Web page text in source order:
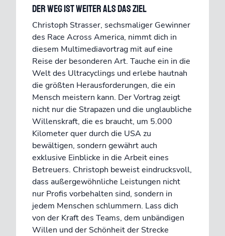
DER WEG IST WEITER ALS DAS ZIEL
Christoph Strasser, sechsmaliger Gewinner
des Race Across America, nimmt dich in
diesem Multimediavortrag mit auf eine
Reise der besonderen Art. Tauche ein in die
Welt des Ultracyclings und erlebe hautnah
die größten Herausforderungen, die ein
Mensch meistern kann. Der Vortrag zeigt
nicht nur die Strapazen und die unglaubliche
Willenskraft, die es braucht, um 5.000
Kilometer quer durch die USA zu
bewältigen, sondern gewährt auch
exklusive Einblicke in die Arbeit eines
Betreuers. Christoph beweist eindrucksvoll,
dass außergewöhnliche Leistungen nicht
nur Profis vorbehalten sind, sondern in
jedem Menschen schlummern. Lass dich
von der Kraft des Teams, dem unbändigen
Willen und der Schönheit der Strecke